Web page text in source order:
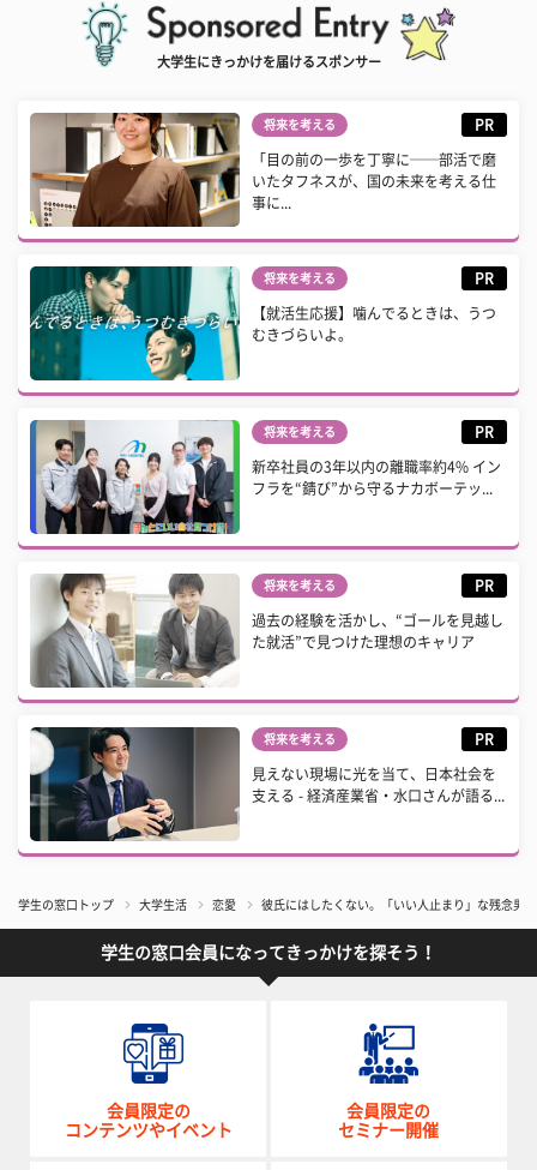
大学生にきっかけを届けるスポンサー
将来を考える PR
「目の前の一歩を丁寧に──部活で磨
いたタフネスが、国の未来を考える仕
事に...
将来を考える PR
【就活生応援】噛んでるときは、うつ
むきづらいよ。
将来を考える PR
新卒社員の3年以内の離職率約4% イン
フラを“錆び”から守るナカボーテッ...
将来を考える PR
過去の経験を活かし、“ゴールを見越し
た就活”で見つけた理想のキャリア
将来を考える PR
見えない現場に光を当て、日本社会を
支える - 経済産業省・水口さんが語る...
学生の窓口トップ 大学生活 恋愛 彼氏にはしたくない。「いい人止まり」な残念男
学生の窓口会員になってきっかけを探そう！
会員限定の
コンテンツやイベント
会員限定の
セミナー開催